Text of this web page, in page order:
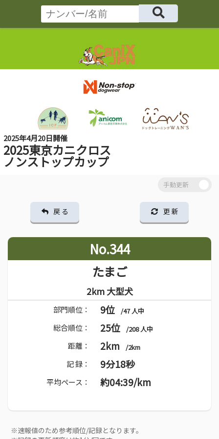
2025年4月20日開催
2025東京カニクロス
ノンストップカップ
戻 る 更 新
No.344
たまご
2km 大型犬
部門順位： 9位 /47 人中
総合順位： 25位 /208 人中
距離： 2km /2km
記 録： 9分18秒
平均ペース： 約04:39/km
※速報値のため参考順位/記録となります。